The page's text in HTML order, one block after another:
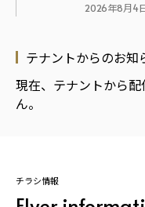
2026年8月4
対象商品の
テナントからのお知
現在、テナントから
ん。
チラシ情報